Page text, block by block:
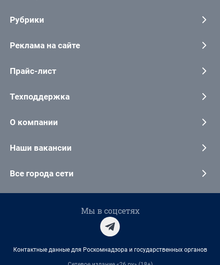
Рубрики
Реклама на сайте
Прайс-лист
Техподдержка
О компании
Наши вакансии
Все города сети
Мы в соцсетях
Контактные данные для Роскомнадзора и государственных органов